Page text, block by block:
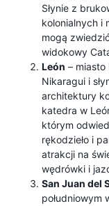
Słynie z
kolonialnych i
mogą
widokowy
León –
Nikaragui i
architektury
katedra w
którym
rękodzieło i
atrakcji na
wędrówki i
San Juan del
południowym